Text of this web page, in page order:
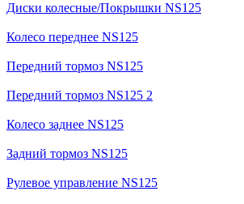
Диски колесные/Покрышки NS125
Колесо переднее NS125
Передний тормоз NS125
Передний тормоз NS125 2
Колесо заднее NS125
Задний тормоз NS125
Рулевое управление NS125